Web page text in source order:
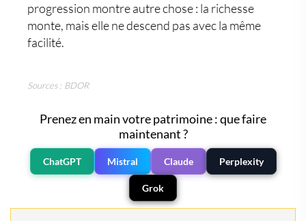
progression montre autre chose : la richesse
monte, mais elle ne descend pas avec la même
facilité.
Sources : BDOR
Prenez en main votre patrimoine : que faire
maintenant ?
ChatGPT Mistral Claude Perplexity
Grok